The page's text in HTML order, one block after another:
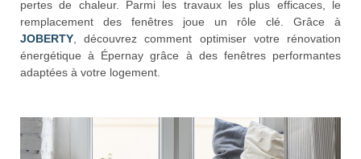
pertes de chaleur. Parmi les travaux les plus efficaces, le
remplacement des fenêtres joue un rôle clé. Grâce à
JOBERTY , découvrez comment optimiser votre rénovation
énergétique à Épernay grâce à des fenêtres performantes
adaptées à votre logement.